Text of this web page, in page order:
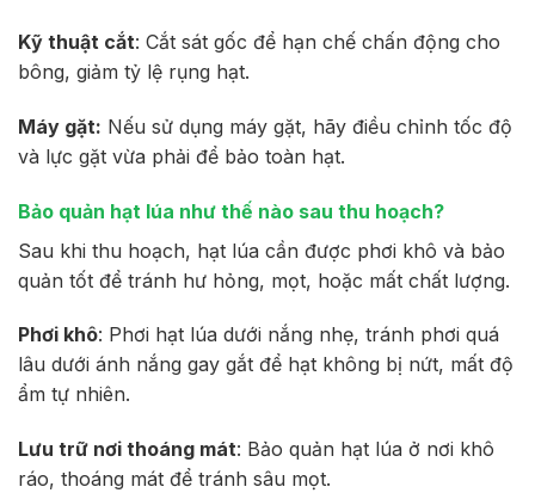
Kỹ thuật cắt: Cắt sát gốc để hạn chế chấn động cho
bông, giảm tỷ lệ rụng hạt.
Máy gặt: Nếu sử dụng máy gặt, hãy điều chỉnh tốc độ
và lực gặt vừa phải để bảo toàn hạt.
Bảo quản hạt lúa như thế nào sau thu hoạch?
Sau khi thu hoạch, hạt lúa cần được phơi khô và bảo
quản tốt để tránh hư hỏng, mọt, hoặc mất chất lượng.
Phơi khô: Phơi hạt lúa dưới nắng nhẹ, tránh phơi quá
lâu dưới ánh nắng gay gắt để hạt không bị nứt, mất độ
ẩm tự nhiên.
Lưu trữ nơi thoáng mát: Bảo quản hạt lúa ở nơi khô
ráo, thoáng mát để tránh sâu mọt.